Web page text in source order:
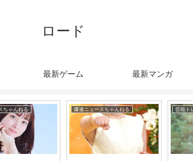
ロード
最新ゲーム 最新マンガ
ちゃんねる 爆速ニュースちゃんねる 芸能ト